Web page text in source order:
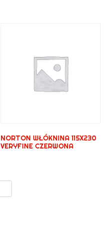
NORTON WŁÓKNINA 115X230
VERYFINE CZERWONA